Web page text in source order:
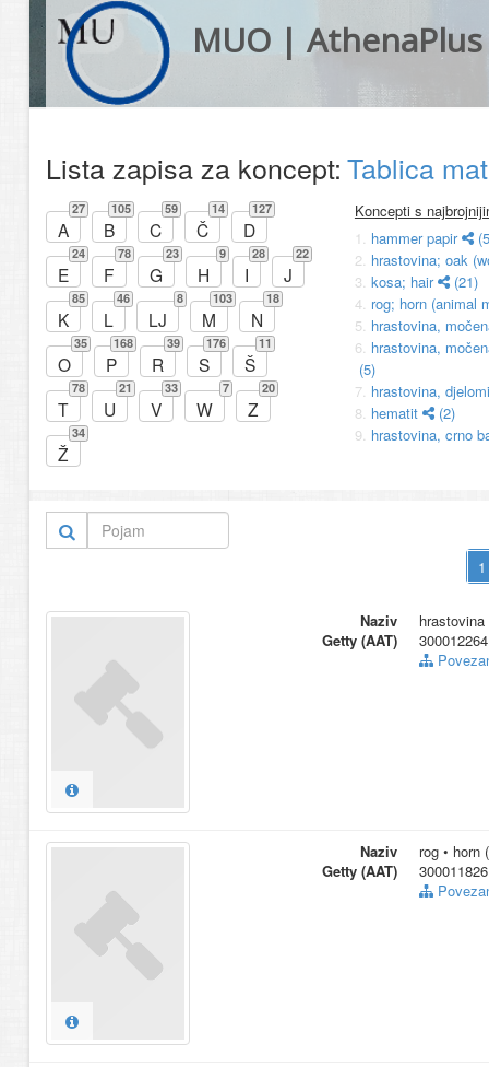
MUO | AthenaPlus
Lista zapisa za koncept:Tablica
A
27
B
105
C
59
Č
14
D
127
E
24
F
78
G
23
H
9
I
28
J
22
K
85
L
46
LJ
8
M
103
N
18
O
35
P
168
R
39
S
176
Š
11
T
78
U
21
V
33
W
7
Z
20
Ž
34
Koncepti s
1. hammer papir
2. hrastovina; oak
3. kosa; hair
(21)
4. rog; horn (animal
5. hrastovina,
6. hrastovina,
(5)
7. hrastovina,
8. hematit
(2)
9. hrastovina, crno
Naziv
hrastovina
Getty (AAT)
300012264
Naziv
rog • horn
Getty (AAT)
300011826